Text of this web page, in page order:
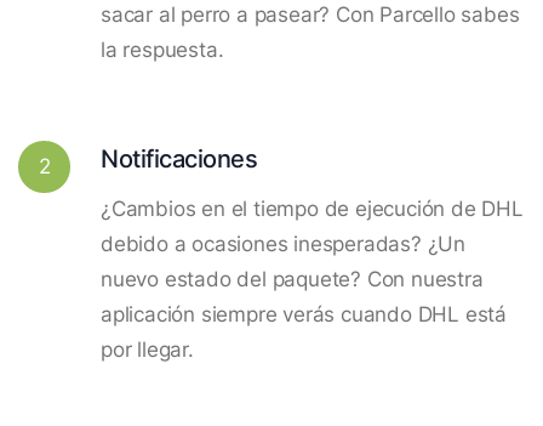
sacar al perro a pasear? Con Parcello sabes
la respuesta.
2 Notificaciones
¿Cambios en el tiempo de ejecución de DHL
debido a ocasiones inesperadas? ¿Un
nuevo estado del paquete? Con nuestra
aplicación siempre verás cuando DHL está
por llegar.